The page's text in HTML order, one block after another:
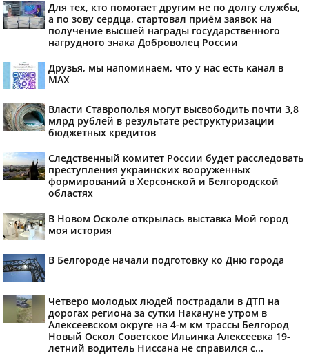
Для тех, кто помогает другим не по долгу службы,
а по зову сердца, стартовал приём заявок на
получение высшей награды государственного
нагрудного знака Доброволец России
Друзья, мы напоминаем, что у нас есть канал в
МАХ
Власти Ставрополья могут высвободить почти 3,8
млрд рублей в результате реструктуризации
бюджетных кредитов
Следственный комитет России будет расследовать
преступления украинских вооруженных
формирований в Херсонской и Белгородской
областях
В Новом Осколе открылась выставка Мой город
моя история
В Белгороде начали подготовку ко Дню города
Четверо молодых людей пострадали в ДТП на
дорогах региона за сутки Накануне утром в
Алексеевском округе на 4-м км трассы Белгород
Новый Оскол Советское Ильинка Алексеевка 19-
летний водитель Ниссана не справился с...